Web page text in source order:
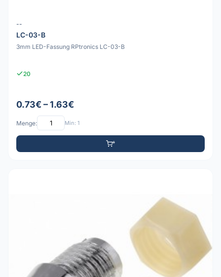
--
LC-03-B
3mm LED-Fassung RPtronics LC-03-B
20
0.73€ – 1.63€
Menge: Min: 1